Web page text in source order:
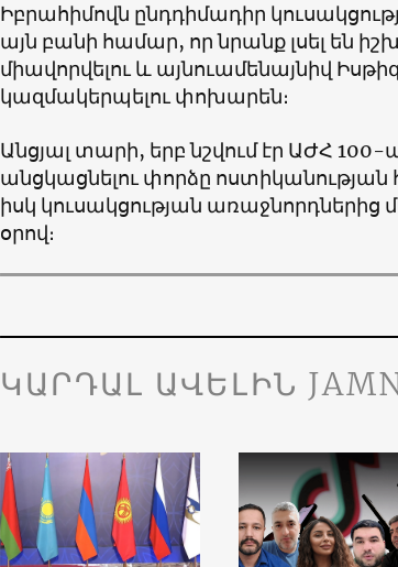
Իբրահիմովն ընդդիմադիր
այն բանի համար, որ նրանք լսել են
միավորվելու և այնուամենայնիվ
կազմակերպելու փոխարեն։
Անցյալ տարի, երբ նշվում էր ԱԺՀ
անցկացնելու փորձը
իսկ կուսակցության առաջնորդներից
օրով։
ԿԱՐԴԱԼ ԱՎԵԼԻՆ